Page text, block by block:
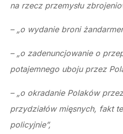
na rzecz przemysłu
– „o wydanie broni
– „o zadenuncjowanie o
potajemnego uboju przez
– „o okradanie Polaków
przydziałów mięsnych, fakt
policyjnie”,